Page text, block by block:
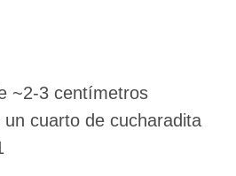
~2-3 centímetros
cuarto de cucharadita